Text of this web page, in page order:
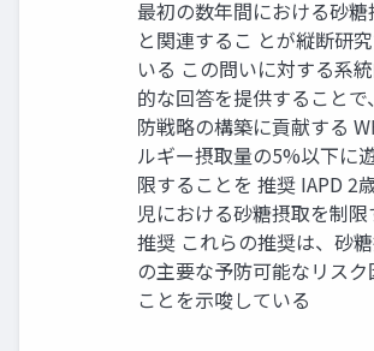
最初の数年間における砂糖
と関連するこ とが縦断研
いる この問いに対する系
的な回答を提供することで
防戦略の構築に貢献する
ルギー摂取量の5%以下に
限することを 推奨 IAPD 2
児における砂糖摂取を制限
推奨 これらの推奨は、砂
の主要な予防可能なリスク
ことを示唆している